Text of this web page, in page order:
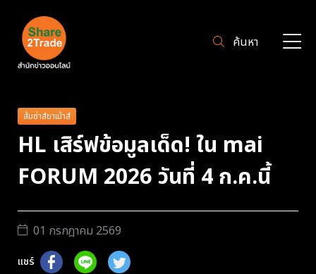
ค้นหา
ส้มซ่าส์ขาเม้าส์
HL เสิร์ฟข้อมูลเด็ด! ใน mai
FORUM 2026 วันที่ 4 ก.ค.นี้
01 กรกฎาคม 2569
แชร์